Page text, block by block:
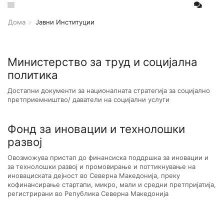
Дома Јавни Институции
Министерство за труд и социјална
политика
Достапни документи за националната стратегија за социјално
претприемништво/ даватели на социјални услуги
Фонд за иновации и технолошки
развој
Овозможува пристап до финансиска поддршка за иновации и
за технолошки развој и промовирање и поттикнување на
иновациската дејност во Северна Македонија, преку
кoфинансирање стартапи, микро, мали и средни претпријатија,
регистрирани во Република Северна Македонија